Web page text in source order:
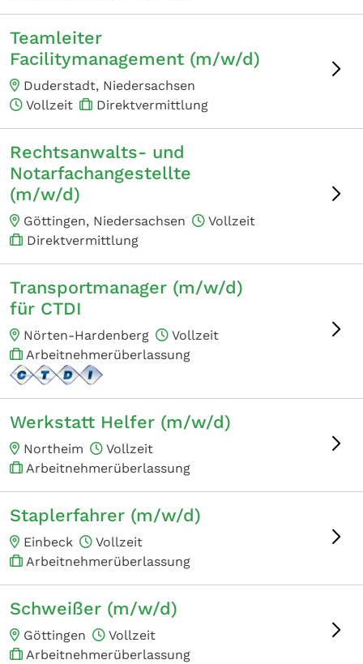
Teamleiter
Facilitymanagement (m/w/d)
Duderstadt, Niedersachsen
Vollzeit
Direktvermittlung
Rechtsanwalts- und
Notarfachangestellte
(m/w/d)
Göttingen, Niedersachsen
Vollzeit
Direktvermittlung
Transportmanager (m/w/d)
für CTDI
Nörten-Hardenberg
Vollzeit
Arbeitnehmerüberlassung
Werkstatt Helfer (m/w/d)
Northeim
Vollzeit
Arbeitnehmerüberlassung
Staplerfahrer (m/w/d)
Einbeck
Vollzeit
Arbeitnehmerüberlassung
Schweißer (m/w/d)
Göttingen
Vollzeit
Arbeitnehmerüberlassung